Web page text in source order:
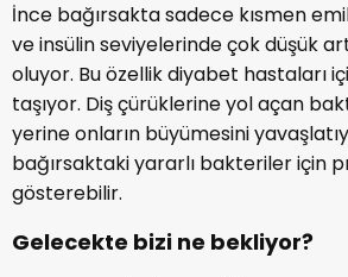
İnce bağırsakta sadece kısmen
ve insülin seviyelerinde çok düşük
oluyor. Bu özellik diyabet hastaları
taşıyor. Diş çürüklerine yol açan
yerine onların büyümesini
bağırsaktaki yararlı bakteriler için
gösterebilir.
Gelecekte bizi ne bekliyor?